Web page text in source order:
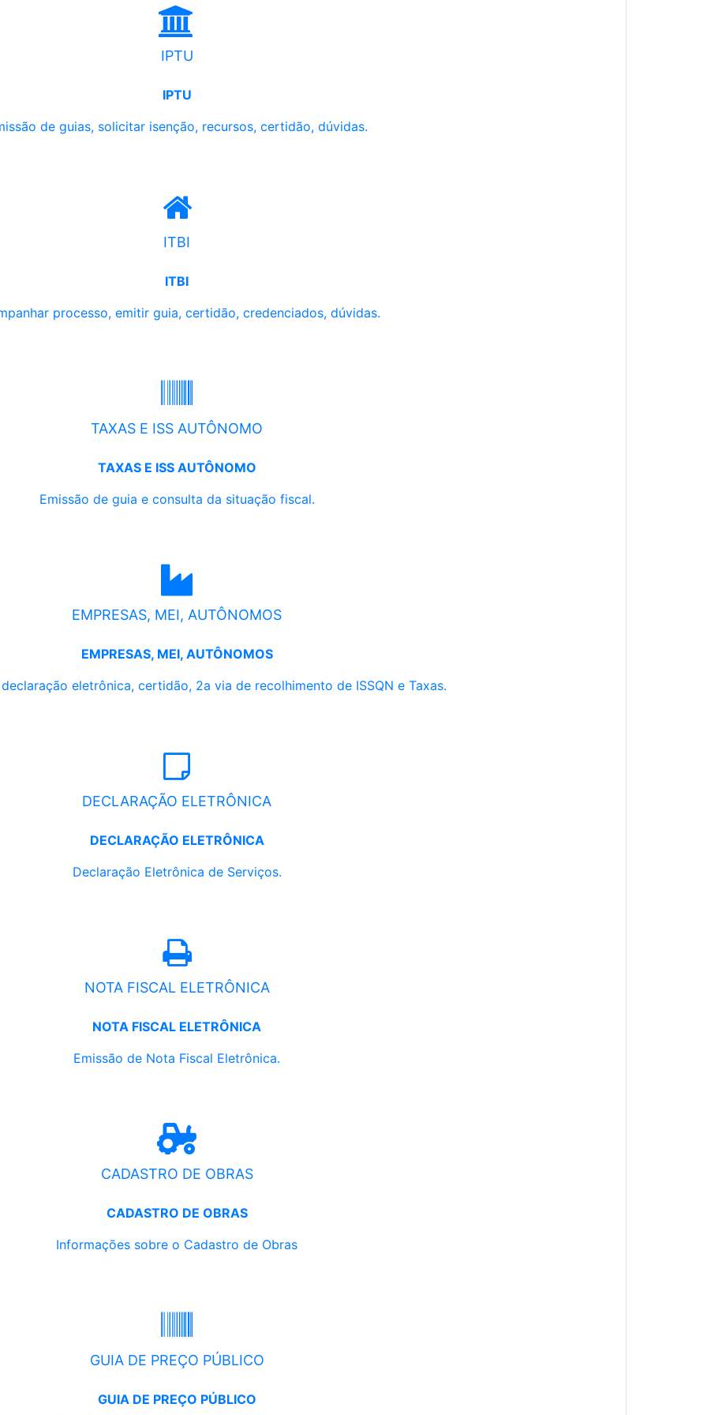
IPTU
IPTU
de guias, solicitar isenção, recursos, certidão, dúvidas.
ITBI
ITBI
processo, emitir guia, certidão, credenciados, dúvidas.
TAXAS E ISS AUTÔNOMO
TAXAS E ISS AUTÔNOMO
Emissão de guia e consulta da situação fiscal.
EMPRESAS, MEI, AUTÔNOMOS
EMPRESAS, MEI, AUTÔNOMOS
eletrônica, certidão, 2a via de recolhimento de ISSQN e Taxas.
DECLARAÇÃO ELETRÔNICA
DECLARAÇÃO ELETRÔNICA
Declaração Eletrônica de Serviços.
NOTA FISCAL ELETRÔNICA
NOTA FISCAL ELETRÔNICA
Emissão de Nota Fiscal Eletrônica.
CADASTRO DE OBRAS
CADASTRO DE OBRAS
Informações sobre o Cadastro de Obras
GUIA DE PREÇO PÚBLICO
GUIA DE PREÇO PÚBLICO